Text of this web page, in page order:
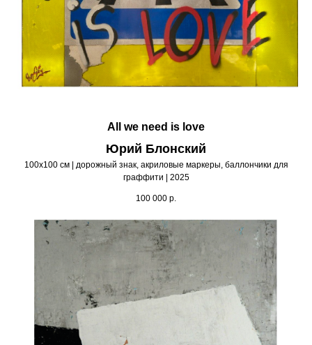
All we need is love
Юрий Блонский
100х100 см | дорожный знак, акриловые маркеры, баллончики для
граффити | 2025
100 000 р.